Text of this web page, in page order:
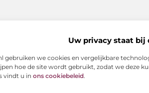
Uw privacy staat bij
gebruiken we cookies en vergelijkbare
hoe de site wordt gebruikt, zodat we deze
vindt u in ons cookiebeleid.